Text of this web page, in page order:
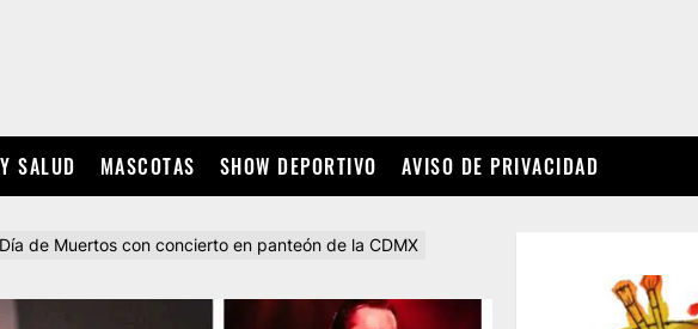
SALUD MASCOTAS SHOW DEPORTIVO AVISO DE PRIVACIDAD
de Muertos con concierto en panteón de la CDMX